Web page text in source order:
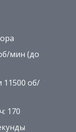
мин (до
об/
170